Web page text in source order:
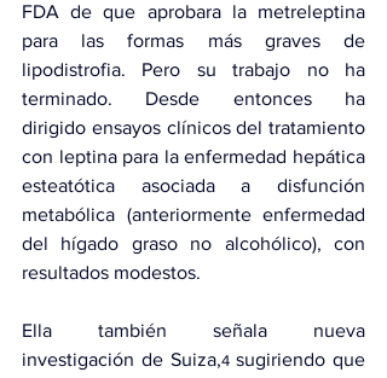
FDA de que aprobara la metreleptina
para las formas más graves de
lipodistrofia. Pero su trabajo no ha
terminado. Desde entonces ha
dirigido ensayos clínicos del tratamiento
con leptina para la enfermedad hepática
esteatótica asociada a disfunción
metabólica (anteriormente enfermedad
del hígado graso no alcohólico), con
resultados modestos.
Ella también señala nueva
investigación de Suiza,4 sugiriendo que